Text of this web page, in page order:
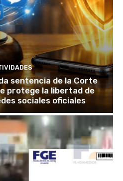
sentencia de la Corte
protege la libertad de
sociales oficiales